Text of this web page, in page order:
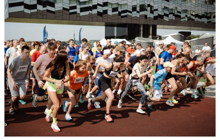
Search